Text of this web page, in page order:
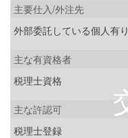
主要仕入/外注先
外部委託している個人有り
主な有資格者
税理士資格
主な許認可
税理士登録